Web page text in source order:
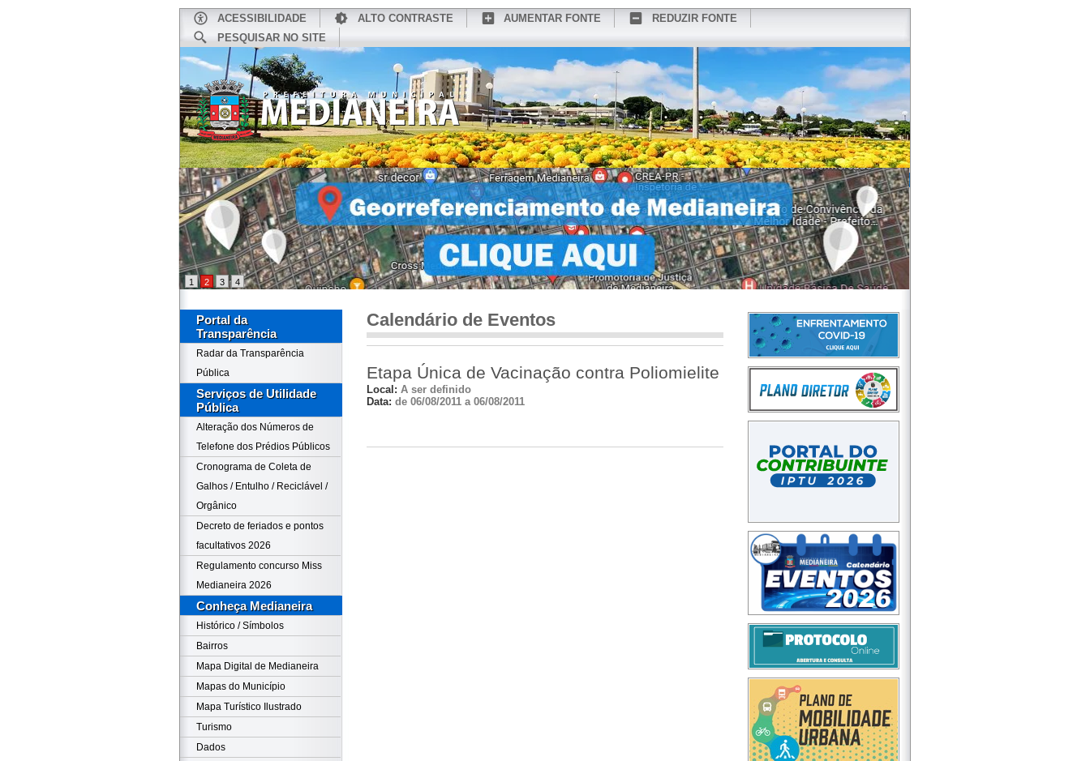
ACESSIBILIDADE ALTO CONTRASTE AUMENTAR FONTE
REDUZIR FONTE
PESQUISAR NO SITE
INÍCIO CONHEÇA MEDIANEIRA TURISMO SERVIÇOS ONLINE PORTAL DO SERVIDOR REDES SOCIAIS WEBMAIL
1 2 3 4
Portal da
Transparência
Radar da Transparência
Pública
Serviços de Utilidade
Pública
Alteração dos Números de
Telefone dos Prédios Públicos
Cronograma de Coleta de
Galhos / Entulho / Reciclável /
Orgânico
Decreto de feriados e pontos
facultativos 2026
Regulamento concurso Miss
Medianeira 2026
Conheça Medianeira
Histórico / Símbolos
Bairros
Mapa Digital de Medianeira
Mapas do Município
Mapa Turístico Ilustrado
Turismo
Dados
Calendário de Eventos
Etapa Única de Vacinação contra Poliomielite
Local: A ser definido
Data: de 06/08/2011 a 06/08/2011